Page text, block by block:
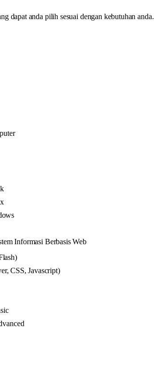
dapat anda pilih sesuai dengan kebutuhan anda.
Informasi Berbasis Web
CSS, Javascript)